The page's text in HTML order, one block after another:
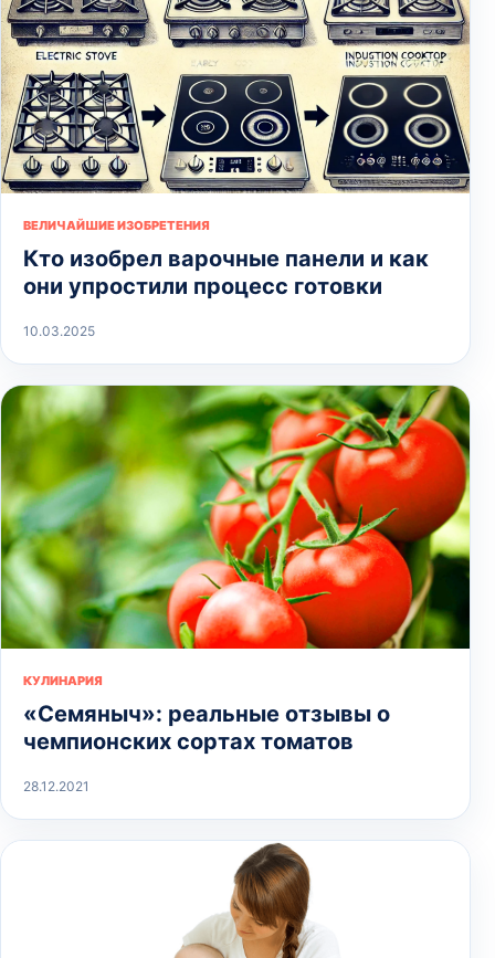
ВЕЛИЧАЙШИЕ ИЗОБРЕТЕНИЯ
Кто изобрел варочные панели и как
они упростили процесс готовки
10.03.2025
КУЛИНАРИЯ
«Семяныч»: реальные отзывы о
чемпионских сортах томатов
28.12.2021